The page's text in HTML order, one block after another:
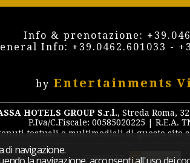
di navigazione.
Info & prenotazione:
Info: +39.0462.601033 -
by Entertainments
HOTELS GROUP S.r.l., Streda Roma,
P.Iva/C.Fiscale: 00585020225 | R.E.A.
testuali e multimediali di questo sito
powered by